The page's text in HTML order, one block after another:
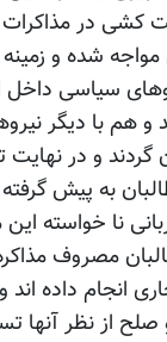
کشی در مذاکرات
شده و زمینه
سیاسی
و هم با دیگر
و در
به پیش
نا خواسته
مصروف
انجام داده
صلح از نظر